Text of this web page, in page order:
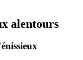
alentours